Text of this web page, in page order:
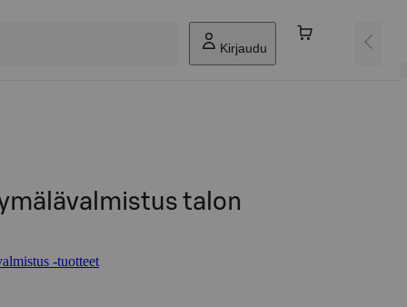
Kirjaudu
talon
-tuotteet